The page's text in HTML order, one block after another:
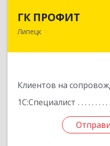
ГК ПРОФИТ
Липецк
Клиентов на
1С:Специалист
398001, Липецкая